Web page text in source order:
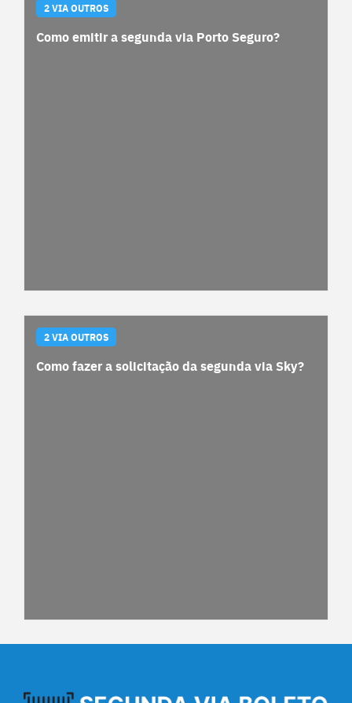
2 VIA OUTROS
Como emitir a segunda via Porto Seguro?
2 VIA OUTROS
Como fazer a solicitação da segunda via Sky?